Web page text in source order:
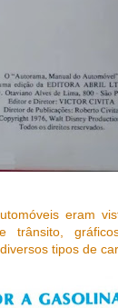
eram
trânsito,
tipos de